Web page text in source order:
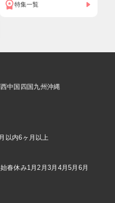
特集一覧
中国 四国九州沖縄
以内6ヶ月以上
春休み1月 2月3月 4月5月 6月